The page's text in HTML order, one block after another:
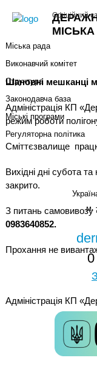
Офіційний
+
Шановні мешканці
Адміністрація КП
режим роботи
Сміттєзвалище
Вихідні дні субота
закрито.
З питань
0983640852.
Прохання не
Адміністрація КП
Міський голова
Міська рада
Виконавчий комітет
Структура
Законодавча база
Міські програми
Регуляторна політика
м.